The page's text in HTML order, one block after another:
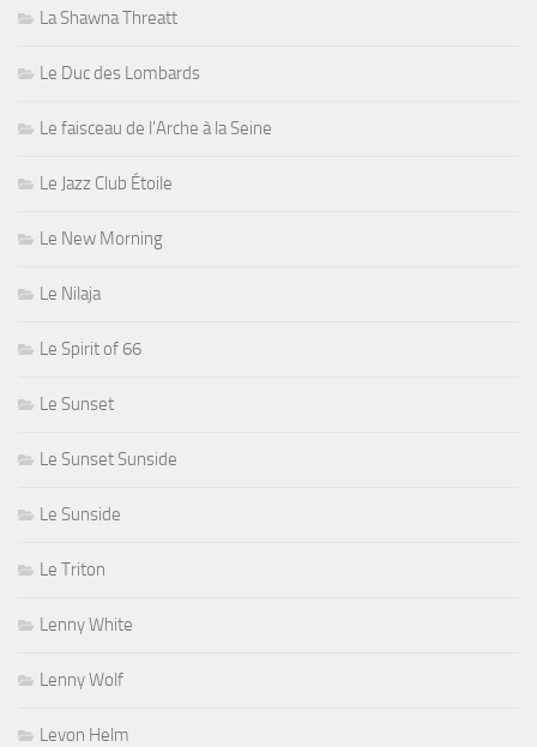
La Shawna Threatt
Le Duc des Lombards
Le faisceau de l'Arche à la Seine
Le Jazz Club Étoile
Le New Morning
Le Nilaja
Le Spirit of 66
Le Sunset
Le Sunset Sunside
Le Sunside
Le Triton
Lenny White
Lenny Wolf
Levon Helm